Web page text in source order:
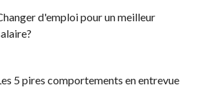
d'emploi pour un meilleur
5 pires comportements en entrevue